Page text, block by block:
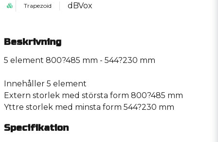
Trapezoid dBVox
Beskrivning
5 element 800?485 mm - 544?230 mm
Innehåller 5 element
Extern storlek med största form 800?485 mm
Yttre storlek med minsta form 544?230 mm
Specifikation